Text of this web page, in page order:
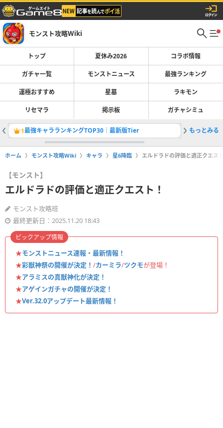
モンスト攻略Wiki
トップ 夏休み2026 コラボ情報
ガチャ一覧 モンストニュース 最強ランキング
運極おすすめ 星墓 ラキモン
リセマラ 掲示板 ガチャシミュ
1最強キャラランキングTOP30｜最新版Tier 2超モン
もっとみる
ホーム モンスト攻略Wiki キャラ 星6降臨 エルドラドの評価と適正クエス
【モンスト】
エルドラドの評価と適正クエスト！
モンスト攻略班
最終更新日：2025.11.20 18:43
★モンストニュース速報・最新情報！
★彩獣神祭の開催が決定！ /カーミラ/ツクモが登場！
★アラミスの真獣神化が決定！
★アゲインガチャの開催が決定！
★Ver.32.0アップデート最新情報！
ピックアップ情報